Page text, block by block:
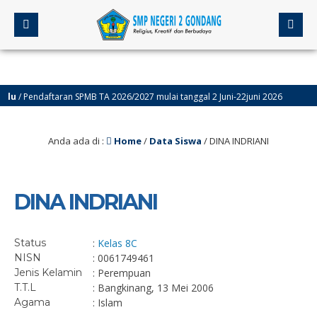
Pendaftaran SPMB TA 2026/2027 mulai tanggal 2 Juni-22juni 2026
Anda ada di : Home/ Data Siswa /DINA INDRIANI
DINA INDRIANI
Status : Kelas 8C
NISN : 0061749461
Jenis Kelamin : Perempuan
T.T.L : Bangkinang, 13 Mei 2006
Agama : Islam